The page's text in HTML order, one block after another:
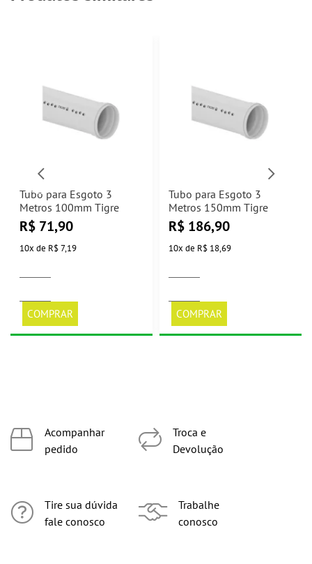
Tubo para Esgoto 3
Metros 100mm Tigre
R$ 71,90
10x de R$ 7,19
COMPRAR
Tubo para Esgoto 3
Metros 150mm Tigre
R$ 186,90
10x de R$ 18,69
COMPRAR
Acompanhar
pedido
Tire sua dúvida
fale conosco
Troca e
Devolução
Trabalhe
conosco